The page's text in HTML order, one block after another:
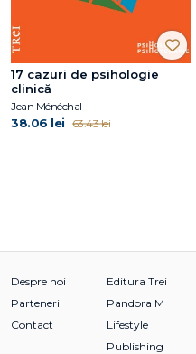
17 cazuri de psihologie
clinică
Jean Ménéchal
38.06 lei 63.43 lei
Despre noi
Parteneri
Contact
Editura Trei
Pandora M
Lifestyle
Publishing